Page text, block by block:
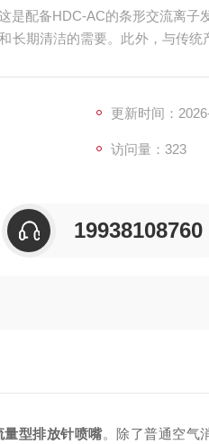
是配备HDC-AC的条形交流离子
长期清洁的需要。此外，与传统
改进了断电时间并进一步缩
更新时间：
访问量：323
19938108760
量型排放针喷嘴。除了普通空气